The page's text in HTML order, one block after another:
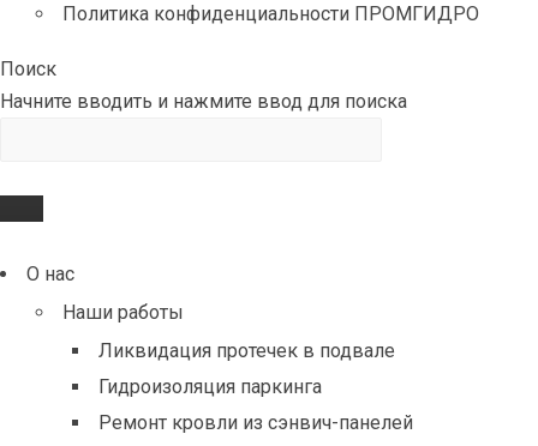
Политика конфиденциальности ПРОМГИДРО
Поиск
Начните вводить и нажмите ввод для поиска
О нас
Наши работы
Ликвидация протечек в подвале
Гидроизоляция паркинга
Ремонт кровли из сэнвич-панелей